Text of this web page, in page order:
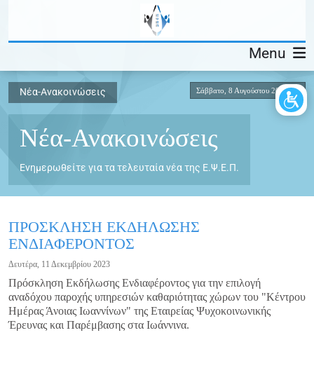
Menu
Σάββατο, 8 Αυγούστου 2026
Νέα-Ανακοινώσεις
Νέα-Ανακοινώσεις
Ενημερωθείτε για τα τελευταία νέα της Ε.Ψ.Ε.Π.
ΠΡΟΣΚΛΗΣΗ ΕΚΔΗΛΩΣΗΣ
ΕΝΔΙΑΦΕΡΟΝΤΟΣ
Δευτέρα, 11 Δεκεμβρίου 2023
Πρόσκληση Εκδήλωσης Ενδιαφέροντος για την επιλογή
αναδόχου παροχής υπηρεσιών καθαριότητας χώρων του "Κέντρου
Ημέρας Άνοιας Ιωαννίνων" της Εταιρείας Ψυχοκοινωνικής
Έρευνας και Παρέμβασης στα Ιωάννινα.